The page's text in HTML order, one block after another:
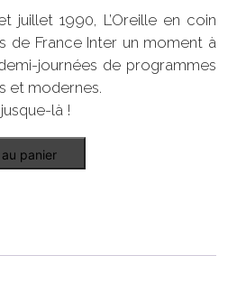
juillet 1990, L’Oreille en coin
de France Inter un moment à
journées de programmes
et modernes.
là !
panier